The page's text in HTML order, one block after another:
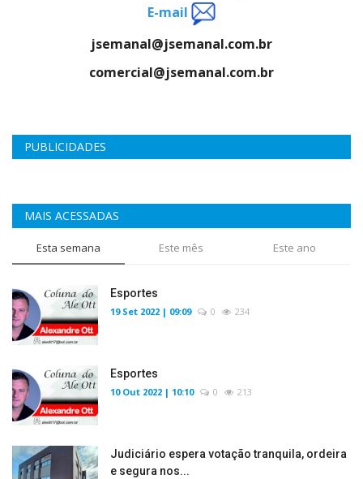
E-mail
jsemanal@jsemanal.com.br
comercial@jsemanal.com.br
PUBLICIDADES
MAIS ACESSADAS
Esta semana Este mês Este ano
Esportes
19 Set 2022 | 09:09 0 234
Esportes
10 Out 2022 | 10:10 0 213
Judiciário espera votação tranquila, ordeira
e segura nos...